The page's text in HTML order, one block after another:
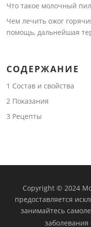
Что такое молочный
Чем лечить ожог
помощь, дальнейшая
СОДЕРЖАНИЕ
1 Состав и свойства
2 Показания
3 Рецепты
Copyright © 2024
предоставляется
занимайтесь
заболевания